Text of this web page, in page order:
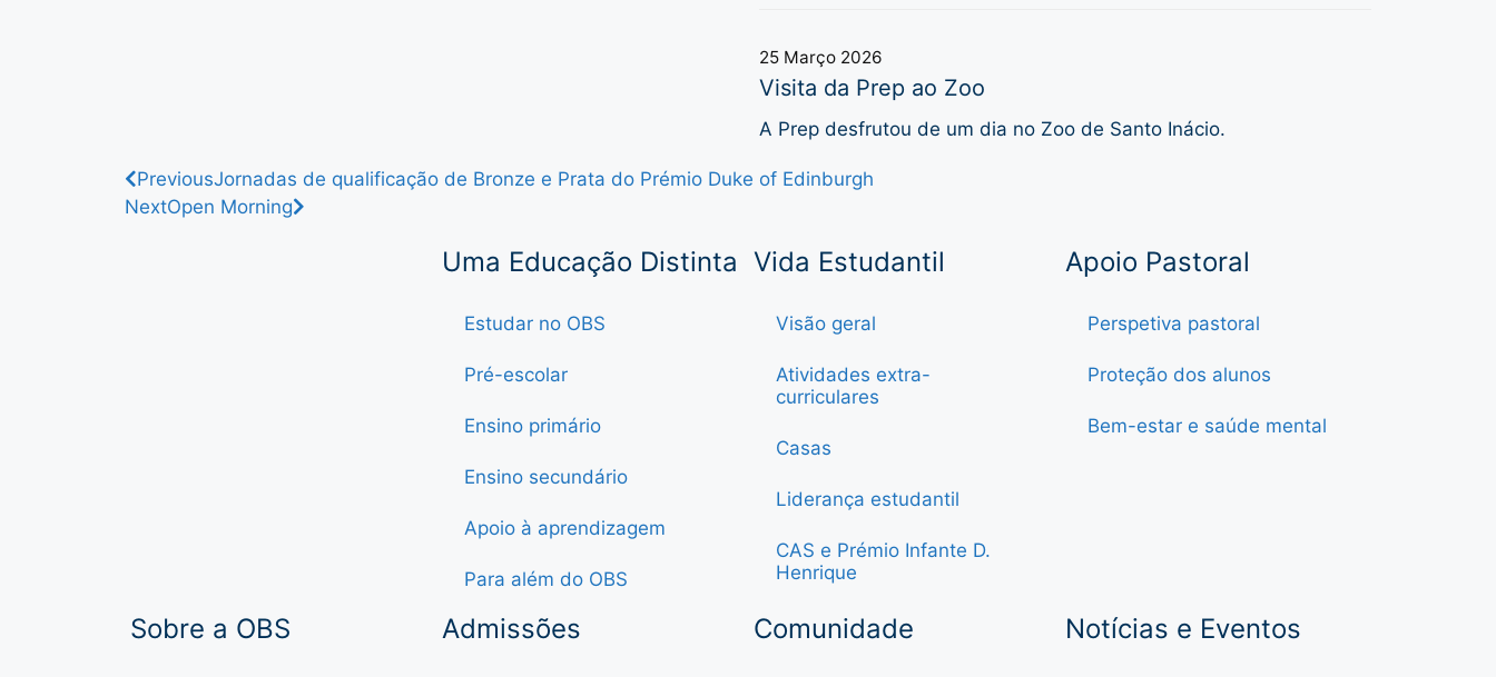
25 Março 2026
Visita da Prep ao Zoo
A Prep desfrutou de um dia no Zoo de Santo Inácio.
PreviousJornadas de qualificação de Bronze e Prata do Prémio Duke of Edinburgh
NextOpen Morning
Uma Educação Distinta
Estudar no OBS
Pré-escolar
Ensino primário
Ensino secundário
Apoio à aprendizagem
Para além do OBS
Vida Estudantil
Visão geral
Atividades extra-
curriculares
Casas
Liderança estudantil
CAS e Prémio Infante D.
Henrique
Apoio Pastoral
Perspetiva pastoral
Proteção dos alunos
Bem-estar e saúde mental
Sobre a OBS Admissões Comunidade Notícias e Eventos